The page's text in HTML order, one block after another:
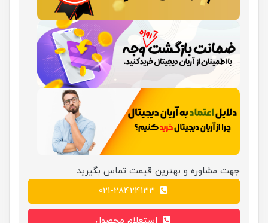
جهت مشاوره و بهترین قیمت تماس بگیرید